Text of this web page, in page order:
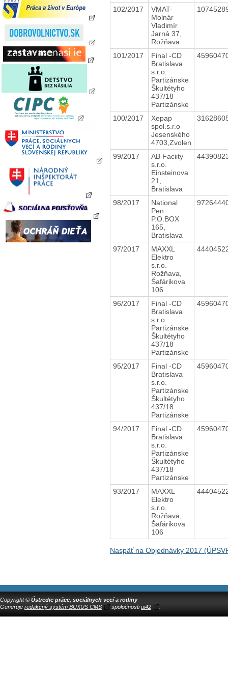
102/2017
VMAT-
Molnár
Vladimír
Jarná 37,
Rožňava
101/2017
Final -CD
Bratislava
s.r.o.
Partizánske
Škultétyho
437/18
Partizánske
100/2017
Xepap
spol.s.r.o
Jesenského
4703,Zvolen
99/2017
AB Faciity
s.r.o.
Einsteinova
21,
Bratislava
98/2017
National
Pen
P.O.BOX
165,
Bratislava
97/2017
MAXXL
Elektro
s.r.o.
Rožňava,
Šafárikova
106
96/2017
Final -CD
Bratislava
s.r.o.
Partizánske
Škultétyho
437/18
Partizánske
95/2017
Final -CD
Bratislava
s.r.o.
Partizánske
Škultétyho
437/18
Partizánske
94/2017
Final -CD
Bratislava
s.r.o.
Partizánske
Škultétyho
437/18
Partizánske
93/2017
MAXXL
Elektro
s.r.o.
Rožňava,
Šafárikova
106
Naspäť na Objednávky 2017
Copyright © Ústredie práce, sociálnych vecí a rodiny
Generuje redakčný systém BUXUS CMS spoločnostiui42